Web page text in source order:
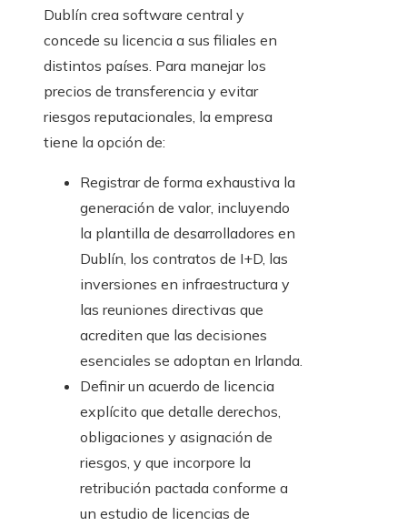
Dublín crea software central y
concede su licencia a sus filiales en
distintos países. Para manejar los
precios de transferencia y evitar
riesgos reputacionales, la empresa
tiene la opción de:
Registrar de forma exhaustiva la
generación de valor, incluyendo
la plantilla de desarrolladores en
Dublín, los contratos de I+D, las
inversiones en infraestructura y
las reuniones directivas que
acrediten que las decisiones
esenciales se adoptan en Irlanda.
Definir un acuerdo de licencia
explícito que detalle derechos,
obligaciones y asignación de
riesgos, y que incorpore la
retribución pactada conforme a
un estudio de licencias de